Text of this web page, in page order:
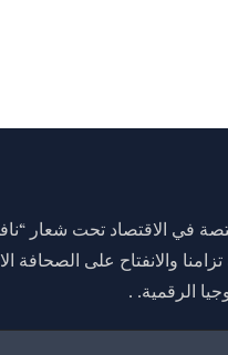
في الاقتصاد تحت شعار
01 جانفي 2021 وذلك تزامنا والانفتاح
الرقمية. .